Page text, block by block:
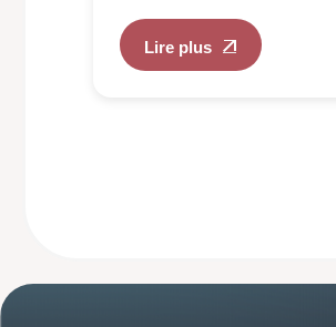
Lire plus